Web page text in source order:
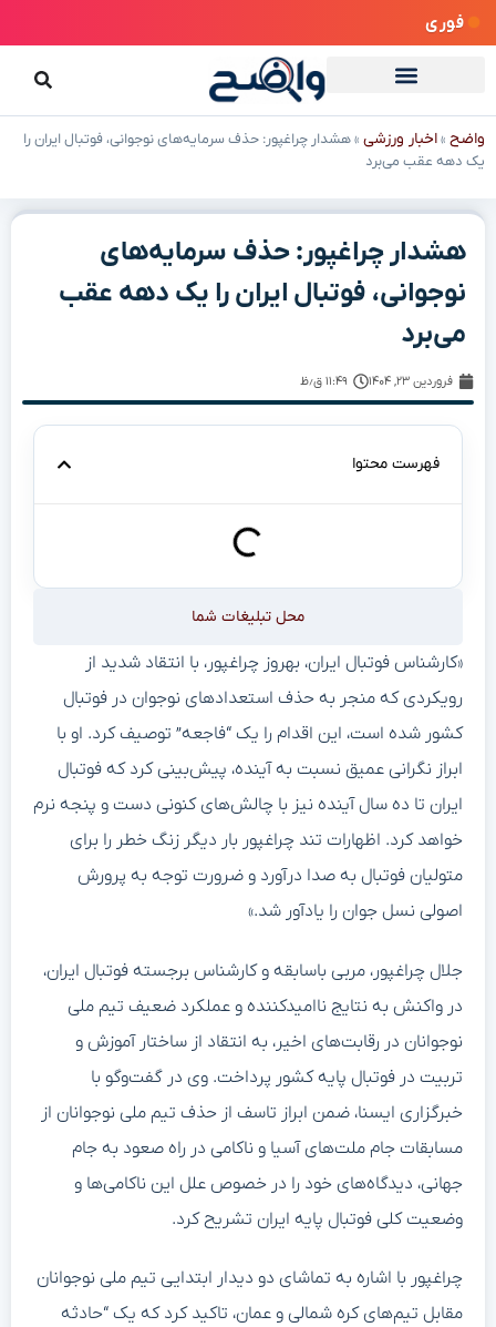
فوری
واضح »اخبار ورزشی »هشدار چراغپور: حذف سرمایه‌های نوجوانی، فوتبال ایران را
یک دهه عقب می‌برد
هشدار چراغپور: حذف سرمایه‌های
نوجوانی، فوتبال ایران را یک دهه عقب
می‌برد
فروردین ۲۳, ۱۴۰۴ ۱۱:۴۹ ق٫ظ
فهرست محتوا
محل تبلیغات شما
«کارشناس فوتبال ایران، بهروز چراغپور، با انتقاد شدید از
رویکردی که منجر به حذف استعدادهای نوجوان در فوتبال
کشور شده است، این اقدام را یک “فاجعه” توصیف کرد. او با
ابراز نگرانی عمیق نسبت به آینده، پیش‌بینی کرد که فوتبال
ایران تا ده سال آینده نیز با چالش‌های کنونی دست و پنجه نرم
خواهد کرد. اظهارات تند چراغپور بار دیگر زنگ خطر را برای
متولیان فوتبال به صدا درآورد و ضرورت توجه به پرورش
اصولی نسل جوان را یادآور شد.»
جلال چراغپور، مربی باسابقه و کارشناس برجسته فوتبال ایران،
در واکنش به نتایج ناامیدکننده و عملکرد ضعیف تیم ملی
نوجوانان در رقابت‌های اخیر، به انتقاد از ساختار آموزش و
تربیت در فوتبال پایه کشور پرداخت. وی در گفت‌وگو با
خبرگزاری ایسنا، ضمن ابراز تاسف از حذف تیم ملی نوجوانان از
مسابقات جام ملت‌های آسیا و ناکامی در راه صعود به جام
جهانی، دیدگاه‌های خود را در خصوص علل این ناکامی‌ها و
وضعیت کلی فوتبال پایه ایران تشریح کرد.
چراغپور با اشاره به تماشای دو دیدار ابتدایی تیم ملی نوجوانان
مقابل تیم‌های کره شمالی و عمان، تاکید کرد که یک “حادثه